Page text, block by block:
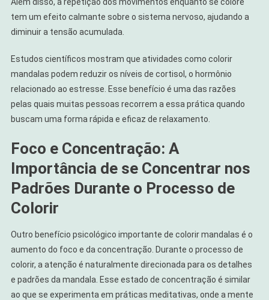
tem um efeito calmante sobre o sistema nervoso, ajudando a
diminuir a tensão acumulada.
Estudos científicos mostram que atividades como colorir
mandalas podem reduzir os níveis de cortisol, o hormônio
relacionado ao estresse. Esse benefício é uma das razões
pelas quais muitas pessoas recorrem a essa prática quando
buscam uma forma rápida e eficaz de relaxamento.
Foco e Concentração: A
Importância de se Concentrar nos
Padrões Durante o Processo de
Colorir
Outro benefício psicológico importante de colorir mandalas é o
aumento do foco e da concentração. Durante o processo de
colorir, a atenção é naturalmente direcionada para os detalhes
e padrões da mandala. Esse estado de concentração é similar
ao que se experimenta em práticas meditativas, onde a mente